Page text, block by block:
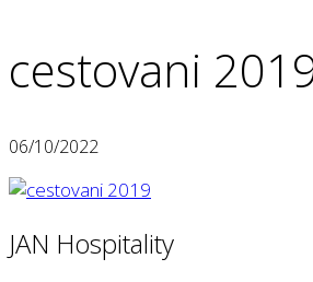
cestovani
06/10/2022
JAN Hospitality